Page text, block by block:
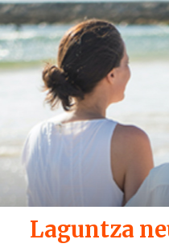
Laguntza